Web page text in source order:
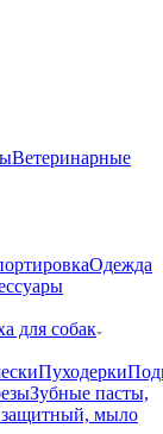
Ветеринарные
Одежда
для собак
Пуходерки
Зубные пасты,
мыло